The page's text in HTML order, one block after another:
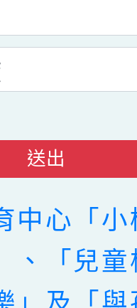
送出
中心「
、「兒